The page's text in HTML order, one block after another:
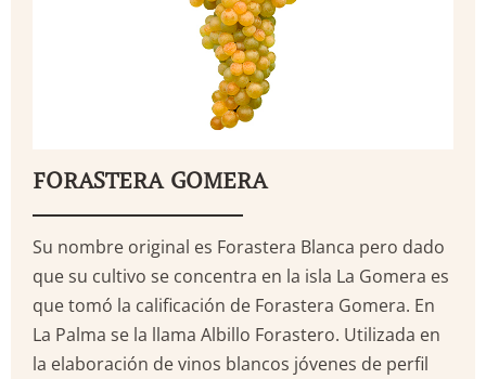
FORASTERA GOMERA
Su nombre original es Forastera Blanca pero dado
que su cultivo se concentra en la isla La Gomera es
que tomó la calificación de Forastera Gomera. En
La Palma se la llama Albillo Forastero. Utilizada en
la elaboración de vinos blancos jóvenes de perfil